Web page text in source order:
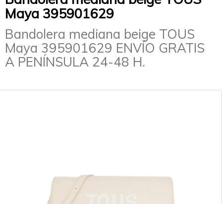
Maya 395901629
Bandolera mediana beige TOUS
Maya 395901629 ENVÍO GRATIS
A PENÍNSULA 24-48 H.